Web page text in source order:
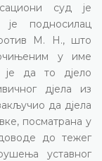
суд је
подносилац
М. Н., што
у име
је да то дјело
дјела из
да дјела
посматрана у
до тежег
уставног